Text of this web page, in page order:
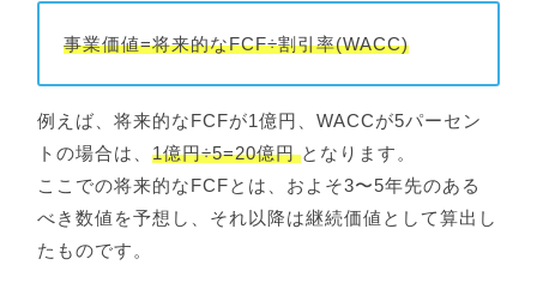
事業価値=将来的なFCF÷割引率(WACC)
例えば、将来的なFCFが1億円、WACCが5パーセン
トの場合は、1億円÷5=20億円となります。
ここでの将来的なFCFとは、およそ3〜5年先のある
べき数値を予想し、それ以降は継続価値として算出し
たものです。